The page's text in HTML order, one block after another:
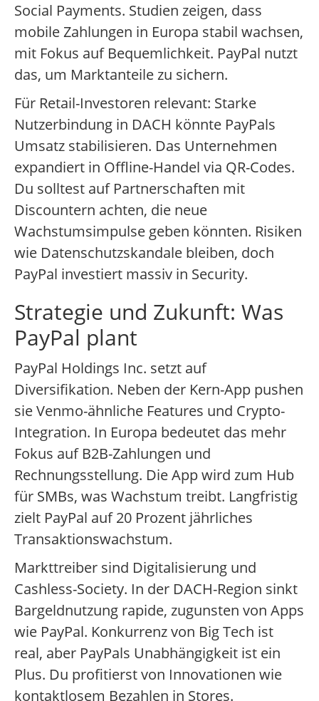
Social Payments. Studien zeigen, dass
mobile Zahlungen in Europa stabil wachsen,
mit Fokus auf Bequemlichkeit. PayPal nutzt
das, um Marktanteile zu sichern.
Für Retail-Investoren relevant: Starke
Nutzerbindung in DACH könnte PayPals
Umsatz stabilisieren. Das Unternehmen
expandiert in Offline-Handel via QR-Codes.
Du solltest auf Partnerschaften mit
Discountern achten, die neue
Wachstumsimpulse geben könnten. Risiken
wie Datenschutzskandale bleiben, doch
PayPal investiert massiv in Security.
Strategie und Zukunft: Was
PayPal plant
PayPal Holdings Inc. setzt auf
Diversifikation. Neben der Kern-App pushen
sie Venmo-ähnliche Features und Crypto-
Integration. In Europa bedeutet das mehr
Fokus auf B2B-Zahlungen und
Rechnungsstellung. Die App wird zum Hub
für SMBs, was Wachstum treibt. Langfristig
zielt PayPal auf 20 Prozent jährliches
Transaktionswachstum.
Markttreiber sind Digitalisierung und
Cashless-Society. In der DACH-Region sinkt
Bargeldnutzung rapide, zugunsten von Apps
wie PayPal. Konkurrenz von Big Tech ist
real, aber PayPals Unabhängigkeit ist ein
Plus. Du profitierst von Innovationen wie
kontaktlosem Bezahlen in Stores.